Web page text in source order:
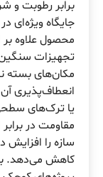
برابر رطوبت و
جایگاه ویژه‌ای
محصول علاوه بر
تجهیزات
مکان‌های بسته
انعطاف‌پذیری
یا ترک‌های
مقاومت در
سازه را افزایش
کاهش می‌دهد. به